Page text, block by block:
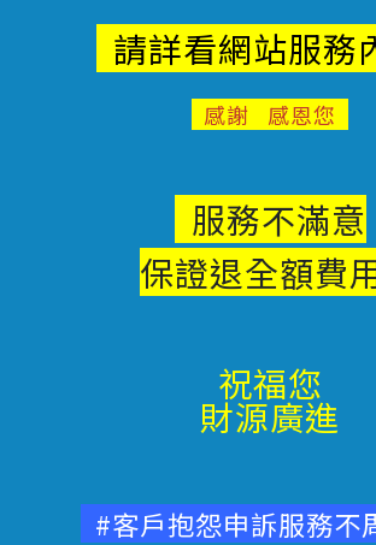
請詳看網站服務
感謝 感恩您
服務不滿意
保證退全額費
祝福您
財源廣進
#客戶抱怨申訴服務不